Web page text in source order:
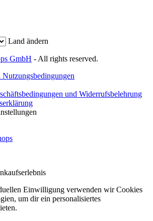
Land ändern
GmbH - All rights reserved.
Nutzungsbedingungen
und Widerrufsbelehrung
Einwilligung verwenden wir Cookies
um dir ein personalisiertes